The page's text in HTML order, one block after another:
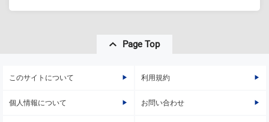
Page Top
このサイトについて 利用規約
個人情報について お問い合わせ